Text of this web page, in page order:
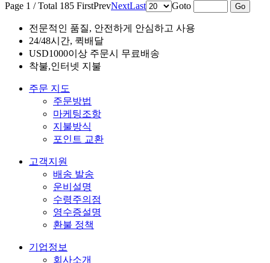
Page 1 / Total 185 FirstPrevNextLast Goto
전문적인 품질, 안전하게 안심하고 사용
24/48시간, 퀵배달
USD1000이상 주문시 무료배송
착불,인터넷 지불
주문 지도
주문방법
마케팅조항
지불방식
포인트 교환
고객지원
배송 발송
운비설명
수령주의점
영수증설명
환불 정책
기업정보
회사소개